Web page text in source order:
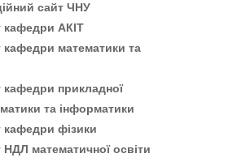
сайт ЧНУ
кафедри АКІТ
кафедри математики та
кафедри прикладної
та інформатики
кафедри фізики
НДЛ математичної освіти